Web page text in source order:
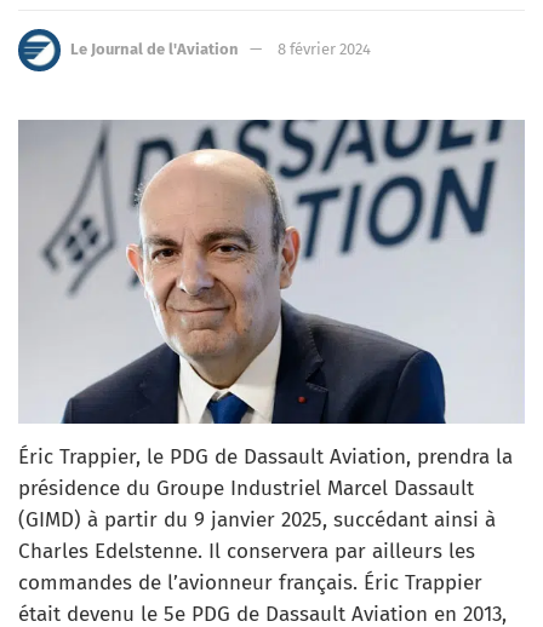
Le Journal de l'Aviation 8 février 2024
Éric Trappier, le PDG de Dassault Aviation, prendra la
présidence du Groupe Industriel Marcel Dassault
(GIMD) à partir du 9 janvier 2025, succédant ainsi à
Charles Edelstenne. Il conservera par ailleurs les
commandes de l’avionneur français. Éric Trappier
était devenu le 5e PDG de Dassault Aviation en 2013,